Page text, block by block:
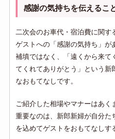
感謝の気持ちを伝えるこ
二次会のお車代・宿泊費に関す
ゲストへの「感謝の気持ち」が
補填ではなく、「遠くから来て
てくれてありがとう」という新
なおもてなしです。
ご紹介した相場やマナーはあく
重要なのは、新郎新婦が自分た
を込めてゲストをおもてなしす